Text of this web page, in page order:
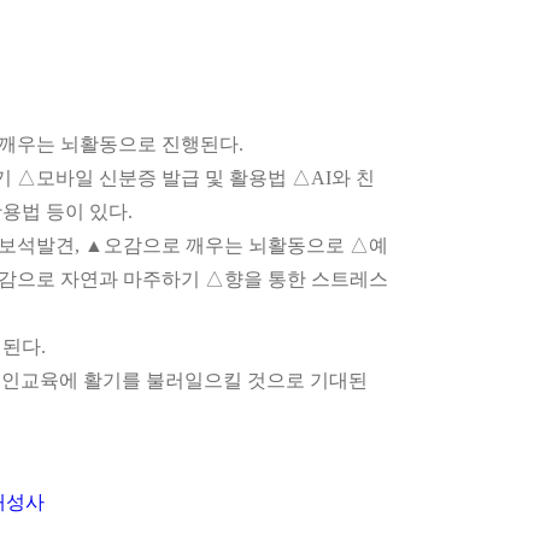
우는 뇌활동으로 진행된다.
△모바일 신분증 발급 및 활용법 △AI와 친
법 등이 있다.
석발견, ▲오감으로 깨우는 뇌활동으로 △예
으로 자연과 마주하기 △향을 통한 스트레스
다.
교육에 활기를 불러일으킬 것으로 기대된
성사